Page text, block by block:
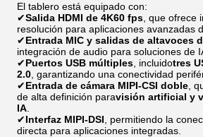
El tablero está equipado con:
✔Salida HDMI de 4K60 fps , que ofrece
resolución para aplicaciones avanzadas
✔Entrada MIC y salidas de altavoces
integración de audio para soluciones de
✔Puertos USB múltiples , incluidotres
2.0 , garantizando una conectividad
✔Entrada de cámara MIPI-CSI doble ,
de alta definición paravisión artificial y
IA
✔Interfaz MIPI-DSI , permitiendo la
directa para aplicaciones integradas.